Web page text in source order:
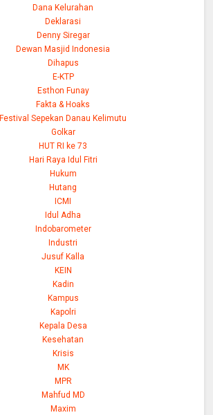
Dana Kelurahan
Deklarasi
Denny Siregar
Dewan Masjid Indonesia
Dihapus
E-KTP
Esthon Funay
Fakta & Hoaks
Festival Sepekan Danau Kelimutu
Golkar
HUT RI ke 73
Hari Raya Idul Fitri
Hukum
Hutang
ICMI
Idul Adha
Indobarometer
Industri
Jusuf Kalla
KEIN
Kadin
Kampus
Kapolri
Kepala Desa
Kesehatan
Krisis
MK
MPR
Mahfud MD
Maxim